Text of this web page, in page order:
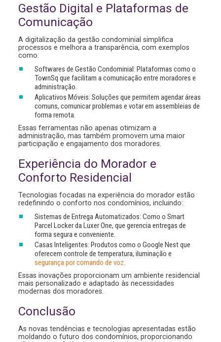
Gestão Digital e Plataformas de
Comunicação
A digitalização da gestão condominial simplifica
processos e melhora a transparência, com exemplos
como:
Softwares de Gestão Condominial: Plataformas como o
TownSq que facilitam a comunicação entre moradores e
administração.
Aplicativos Móveis: Soluções que permitem agendar áreas
comuns, comunicar problemas e votar em assembleias de
forma remota.
Essas ferramentas não apenas otimizam a
administração, mas também promovem uma maior
participação e engajamento dos moradores.
Experiência do Morador e
Conforto Residencial
Tecnologias focadas na experiência do morador estão
redefinindo o conforto nos condomínios, incluindo:
Sistemas de Entrega Automatizados: Como o Smart
Parcel Locker da Luxer One, que gerencia entregas de
forma segura e conveniente.
Casas Inteligentes: Produtos como o Google Nest que
oferecem controle de temperatura, iluminação e
segurança por comando de voz.
Essas inovações proporcionam um ambiente residencial
mais personalizado e adaptado às necessidades
modernas dos moradores.
Conclusão
As novas tendências e tecnologias apresentadas estão
moldando o futuro dos condomínios, proporcionando